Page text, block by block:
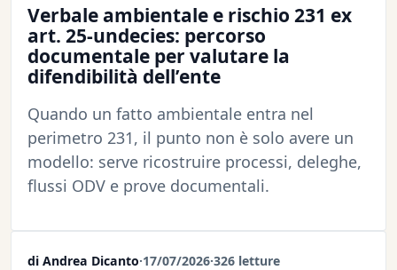
Verbale ambientale e rischio 231 ex
art. 25-undecies: percorso
documentale per valutare la
difendibilità dell’ente
Quando un fatto ambientale entra nel
perimetro 231, il punto non è solo avere un
modello: serve ricostruire processi, deleghe,
flussi ODV e prove documentali.
di Andrea Dicanto·17/07/2026·326 letture